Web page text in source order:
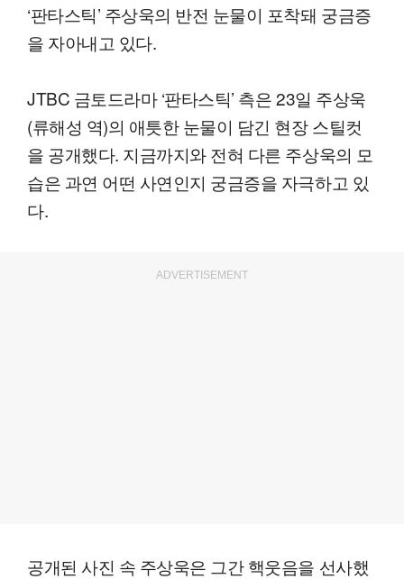
‘판타스틱’ 주상욱의 반전 눈물이 포착돼 궁금증
을 자아내고 있다.
JTBC 금토드라마 ‘판타스틱’ 측은 23일 주상욱
(류해성 역)의 애틋한 눈물이 담긴 현장 스틸컷
을 공개했다. 지금까지와 전혀 다른 주상욱의 모
습은 과연 어떤 사연인지 궁금증을 자극하고 있
다.
ADVERTISEMENT
공개된 사진 속 주상욱은 그간 핵웃음을 선사했